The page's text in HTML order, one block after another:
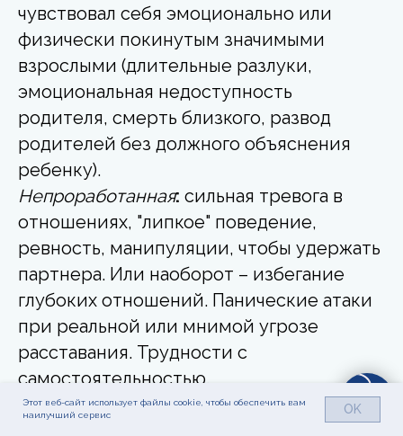
чувствовал себя эмоционально или
физически покинутым значимыми
взрослыми (длительные разлуки,
эмоциональная недоступность
родителя, смерть близкого, развод
родителей без должного объяснения
ребенку).
Непроработанная: сильная тревога в
отношениях, "липкое" поведение,
ревность, манипуляции, чтобы удержать
партнера. Или наоборот – избегание
глубоких отношений. Панические атаки
при реальной или мнимой угрозе
расставания. Трудности с
самостоятельностью.
Проработанная:способность
Этот веб-сайт использует файлы cookie, чтобы обеспечить вам
наилучший сервис
OK